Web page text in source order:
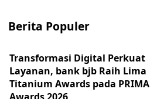
Berita Populer
Transformasi Digital Perkuat
Layanan, bank bjb Raih Lima
Titanium Awards pada PRIMA